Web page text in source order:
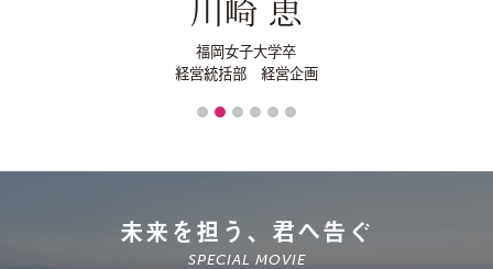
川崎 恵
福岡女子大学卒
経営統括部 経営企画
未来を担う、君へ告ぐ
SPECIAL MOVIE